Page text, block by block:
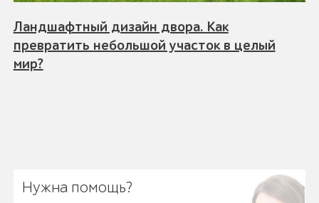
Ландшафтный дизайн двора. Как
превратить небольшой участок в целый
мир?
Нужна помощь?